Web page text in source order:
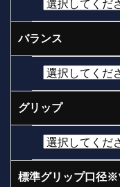
バランス
グリップ
標準グリップ口径※